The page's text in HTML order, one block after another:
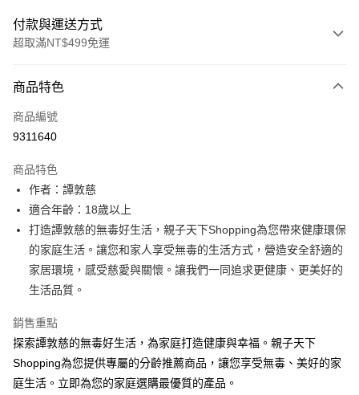
付款與運送方式
超取滿NT$499免運
信用卡一次付款
LINE Pay
大哥付你分期
相關說明
【大哥付你分期使用說明】
1.本服務由台灣大哥大提供，台灣大哥大用戶可立即使用無須另外申請。
2.付款方式選擇「大哥付你分期」，訂單成立後會自動跳轉到大哥付的交易
流程，驗證手機門號後，選擇欲分期的期數、繳款截止日，確認付款後即完
3.實際核准額度、可分期數及費用金額請依後續交易確認頁面所載為準。
消。如遇「轉專審核」未通過狀況，表示未達大哥付你分期系統評分，恕無
法說明評估內容。
1.分期款項不併入電信帳單，「大哥付你分期」於每月結算日後寄送繳費提
醒簡訊。
AFTEE先享後付
相關說明
【關於「AFTEE先享後付」】
AFTEE先享後付是「在收到商品之後才付款」的支付方式。 讓您購物簡單
１．簡單：不需註冊會員、不需綁卡、不需儲值。
２．便利：只要手機號碼，簡訊認證，即可結帳。
３．安心：先確認商品／服務後，再付款。
１．於結帳方式選擇「AFTEE先享後付」後，將跳轉至「AFTEE先享後付」
ATM付款
運送方式
付款後全家取貨｜8/8-8/14運費優惠，結帳滿499即享免運。
每筆NT$70，滿NT$499(含以上)免運費
商品特色
商品編號
9311640
商品特色
作者：譚敦慈
適合年齡：18歲以上
打造譚敦慈的無毒好生活，親子天下Shopping為您帶來健康環保
的家庭生活。讓您和家人享受無毒的生活方式，營造安全舒適的
家居環境，感受慈愛與關懷。讓我們一同追求更健康、更美好的
生活品質。
銷售重點
探索譚敦慈的無毒好生活，為家庭打造健康與幸福。親子天下
Shopping為您提供專屬的分齡推薦商品，讓您享受無毒、美好的家
庭生活。立即為您的家庭選購最優質的產品。